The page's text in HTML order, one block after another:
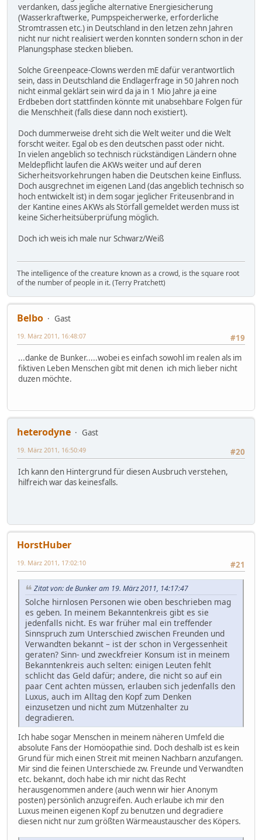
verdanken, dass jegliche alternative Energiesicherung
(Wasserkraftwerke, Pumpspeicherwerke, erforderliche
Stromtrassen etc.) in Deutschland in den letzen zehn Jahren
nicht nur nicht realisiert werden konnten sondern schon in der
Planungsphase stecken blieben.
Solche Greenpeace-Clowns werden mE dafür verantwortlich
sein, dass in Deutschland die Endlagerfrage in 50 Jahren noch
nicht einmal geklärt sein wird da ja in 1 Mio Jahre ja eine
Erdbeben dort stattfinden könnte mit unabsehbare Folgen für
die Menschheit (falls diese dann noch existiert).
Doch dummerweise dreht sich die Welt weiter und die Welt
forscht weiter. Egal ob es den deutschen passt oder nicht.
In vielen angeblich so technisch rückständigen Ländern ohne
Meldepflicht laufen die AKWs weiter und auf deren
Sicherheitsvorkehrungen haben die Deutschen keine Einfluss.
Doch ausgrechnet im eigenen Land (das angeblich technisch so
hoch entwickelt ist) in dem sogar jeglicher Friteusenbrand in
der Kantine eines AKWs als Störfall gemeldet werden muss ist
keine Sicherheitsüberprüfung möglich.
Doch ich weis ich male nur Schwarz/Weiß
The intelligence of the creature known as a crowd, is the square root
of the number of people in it. (Terry Pratchett)
Belbo
Gast
#19
19. März 2011, 16:48:07
...danke de Bunker.....wobei es einfach sowohl im realen als im
fiktiven Leben Menschen gibt mit denen ich mich lieber nicht
duzen möchte.
heterodyne
Gast
#20
19. März 2011, 16:50:49
Ich kann den Hintergrund für diesen Ausbruch verstehen,
hilfreich war das keinesfalls.
HorstHuber
#21
19. März 2011, 17:02:10
Zitat von: de Bunker am 19. März 2011, 14:17:47
Solche hirnlosen Personen wie oben beschrieben mag
es geben. In meinem Bekanntenkreis gibt es sie
jedenfalls nicht. Es war früher mal ein treffender
Sinnspruch zum Unterschied zwischen Freunden und
Verwandten bekannt – ist der schon in Vergessenheit
geraten? Sinn- und zweckfreier Konsum ist in meinem
Bekanntenkreis auch selten: einigen Leuten fehlt
schlicht das Geld dafür; andere, die nicht so auf ein
paar Cent achten müssen, erlauben sich jedenfalls den
Luxus, auch im Alltag den Kopf zum Denken
einzusetzen und nicht zum Mützenhalter zu
degradieren.
Ich habe sogar Menschen in meinem näheren Umfeld die
absolute Fans der Homöopathie sind. Doch deshalb ist es kein
Grund für mich einen Streit mit meinen Nachbarn anzufangen.
Mir sind die feinen Unterschiede zw. Freunde und Verwandten
etc. bekannt, doch habe ich mir nicht das Recht
herausgenommen andere (auch wenn wir hier Anonym
posten) persönlich anzugreifen. Auch erlaube ich mir den
Luxus meinen eigenen Kopf zu benutzen und degradiere
diesen nicht nur zum größten Wärmeaustauscher des Köpers.